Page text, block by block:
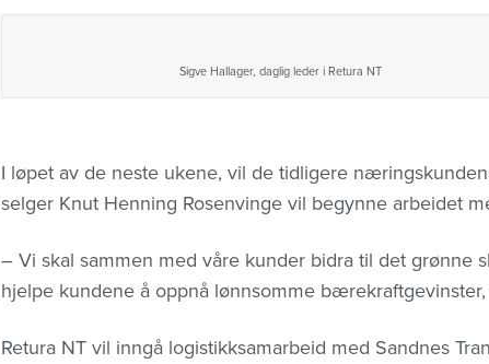
Sigve Hallager, daglig leder i Retura NT
I løpet av de neste ukene, vil de tidligere
selger Knut Henning Rosenvinge vil begynne arbeidet
– Vi skal sammen med våre kunder bidra til det grønne
hjelpe kundene å oppnå lønnsomme
Retura NT vil inngå logistikksamarbeid med Sandnes